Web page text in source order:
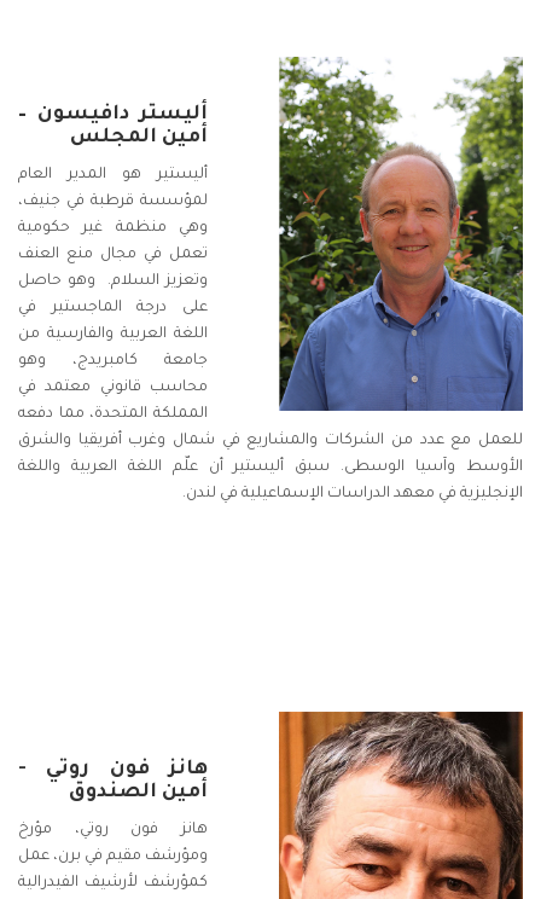
أليستر دافيسون –
أمين المجلس
أليستير هو المدير العام
لمؤسسة قرطبة في جنيف،
وهي منظمة غير حكومية
تعمل في مجال منع العنف
وتعزيز السلام. وهو حاصل
على درجة الماجستير في
اللغة العربية والفارسية من
جامعة كامبريدج، وهو
محاسب قانوني معتمد في
المملكة المتحدة، مما دفعه
للعمل مع عدد من الشركات والمشاريع في شمال وغرب أفريقيا والشرق
الأوسط وآسيا الوسطى. سبق أليستير أن علّم اللغة العربية واللغة
الإنجليزية في معهد الدراسات الإسماعيلية في لندن.
هانز فون روتي -
أمين الصندوق
هانز فون روتي، مؤرخ
ومؤرشف مقيم في برن، عمل
كمؤرشف لأرشيف الفيدرالية